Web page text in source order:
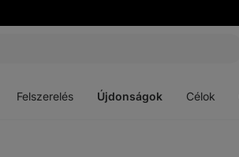
Felszerelés Újdonságok Célok